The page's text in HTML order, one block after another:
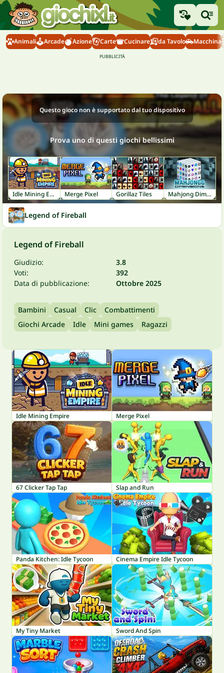
Animali Arcade Azione Carte Cucinare da Tavolo Macchina
Questo gioco non è supportato dal tuo dispositivo
Prova uno di questi giochi bellissimi
Idle Mining Empire Merge Pixel Gorillaz Tiles Mahjong Dimensions
Legend of Fireball
Legend of Fireball
Giudizio:
3.8
Voti:
392
Data di pubblicazione:
Ottobre 2025
Bambini Casual Clic
Combattimenti
Giochi Arcade
Idle Mini games Ragazzi
Idle Mining Empire Merge Pixel
67 Clicker Tap Tap Slap and Run
Panda Kitchen: Idle Tycoon Cinema Empire Idle Tycoon
My Tiny Market Sword And Spin